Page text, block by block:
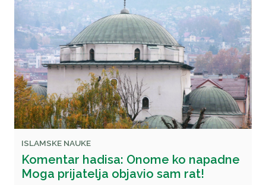
ISLAMSKE NAUKE
Komentar hadisa: Onome ko napadne
Moga prijatelja objavio sam rat!